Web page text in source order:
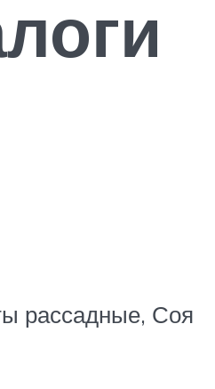
рассадные, Соя